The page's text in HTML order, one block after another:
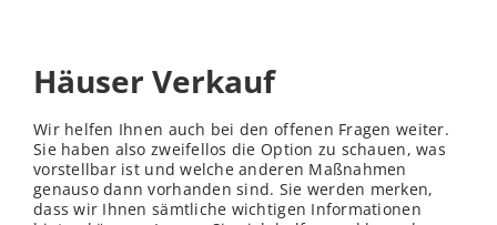
Häuser Verkauf
Wir helfen Ihnen auch bei den offenen Fragen weiter.
Sie haben also zweifellos die Option zu schauen, was
vorstellbar ist und welche anderen Maßnahmen
genauso dann vorhanden sind. Sie werden merken,
dass wir Ihnen sämtliche wichtigen Informationen